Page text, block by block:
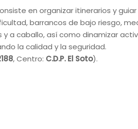
en organizar itinerarios y
barrancos de bajo riesgo,
a caballo, así como dinamizar
la calidad y la seguridad.
, Centro: C.D.P. El Soto).